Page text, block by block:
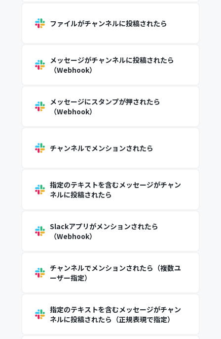
ファイルがチャンネルに投稿されたら
メッセージがチャンネルに投稿されたら
（Webhook）
メッセージにスタンプが押されたら
（Webhook）
チャンネルでメンションされたら
指定のテキストを含むメッセージがチャン
ネルに投稿されたら
Slackアプリがメンションされたら
（Webhook）
チャンネルでメンションされたら（複数ユ
ーザー指定）
指定のテキストを含むメッセージがチャン
ネルに投稿されたら（正規表現で指定）